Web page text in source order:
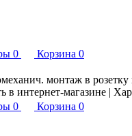
0 Корзина 0
монтаж в
интернет-магазине |
0 Корзина 0